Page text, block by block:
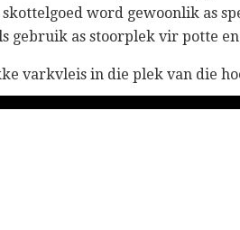
word gewoonlik as
gebruik as stoorplek vir potte
varkvleis in die plek van die